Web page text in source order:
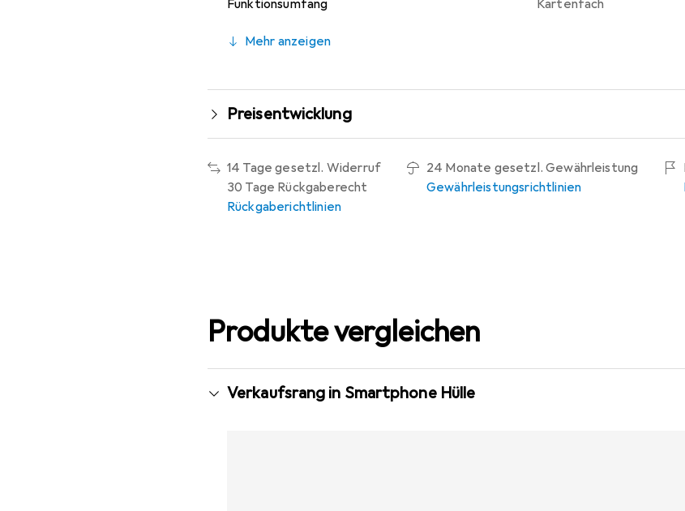
Funktionsumfang Kartenfach
Mehr anzeigen
Preisentwicklung
14 Tage gesetzl. Widerruf
30 Tage Rückgaberecht
Rückgaberichtlinien
24 Monate gesetzl. Gewährleistung
Gewährleistungsrichtlinien
Produkte vergleichen
Verkaufsrang in Smartphone Hülle